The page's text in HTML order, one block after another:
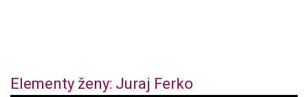
Elementy ženy: Juraj Ferko